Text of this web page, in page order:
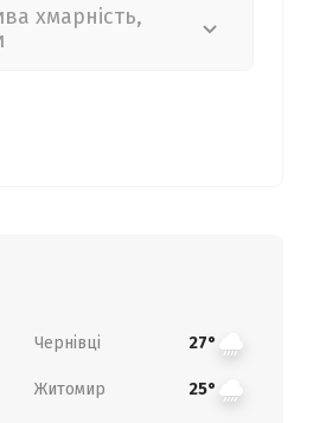
хмарність,
Чернівці 27°
Житомир 25°